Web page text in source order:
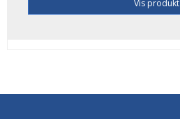
Vis produkt